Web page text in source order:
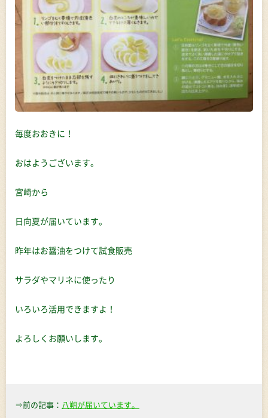
毎度おおきに！
おはようございます。
宮崎から
日向夏が届いています。
昨年はお醤油をつけて試食販売
サラダやマリネに使ったり
いろいろ活用できますよ！
よろしくお願いします。
⇒前の記事： 八朔が届いています。